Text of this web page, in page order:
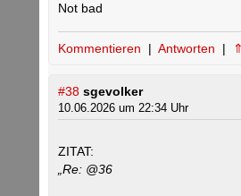
Not bad
Kommentieren | Antworten |
#38 sgevolker
10.06.2026 um 22:34 Uhr
ZITAT:
„Re: @36